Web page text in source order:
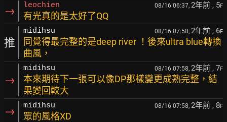
→ leochien 08/16 06:37, 2年前 , 5F
有光真的是太好了QQ
推
midihsu 08/16 07:58, 2年前 , 6F
同覺得最完整的是deep river ！後來ultra blue轉換
曲風，
→
midihsu 08/16 07:58, 2年前 , 7F
本來期待下一張可以像DP那樣變更成熟完整，結
果變回較大
→ midihsu 08/16 07:58, 2年前 , 8F
眾的風格XD